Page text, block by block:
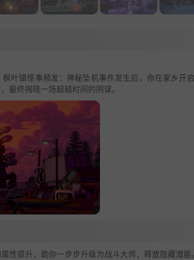
叶镇怪事频发：神秘坠机事件发生后，你在家乡开
最终揭晓一场超越时间的阴谋。
提升，助你一步步升级为战斗大师，释放隐藏潜能